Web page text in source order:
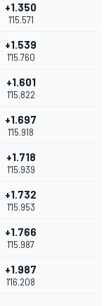
+1.350
1'15.571
+1.539
1'15.760
+1.601
1'15.822
+1.697
1'15.918
+1.718
1'15.939
+1.732
1'15.953
+1.766
1'15.987
+1.987
1'16.208